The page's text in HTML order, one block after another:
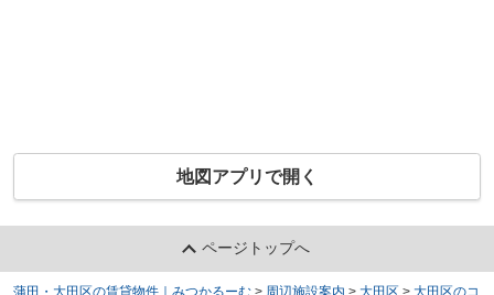
地図アプリで開く
ページトップへ